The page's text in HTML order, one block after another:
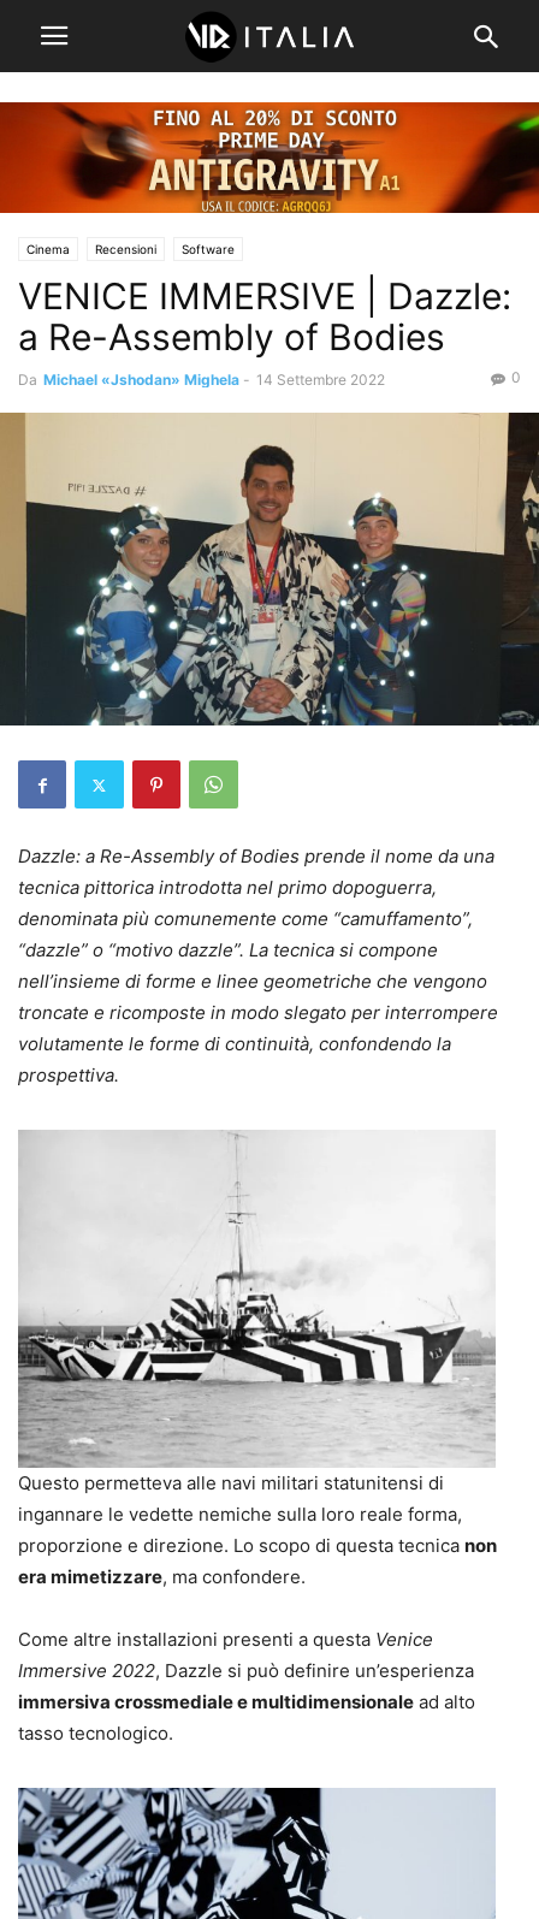
Cinema Recensioni Software
VENICE IMMERSIVE | Dazzle:
a Re-Assembly of Bodies
Da Michael «Jshodan» Mighela - 14 Settembre 2022 0
Dazzle: a Re-Assembly of Bodies prende il nome da una
tecnica pittorica introdotta nel primo dopoguerra,
denominata più comunemente come “camuffamento”,
“dazzle” o “motivo dazzle”. La tecnica si compone
nell’insieme di forme e linee geometriche che vengono
troncate e ricomposte in modo slegato per interrompere
volutamente le forme di continuità, confondendo la
prospettiva.
Questo permetteva alle navi militari statunitensi di
ingannare le vedette nemiche sulla loro reale forma,
proporzione e direzione. Lo scopo di questa tecnica non
era mimetizzare, ma confondere.
Come altre installazioni presenti a questa Venice
Immersive 2022, Dazzle si può definire un’esperienza
immersiva crossmediale e multidimensionale ad alto
tasso tecnologico.